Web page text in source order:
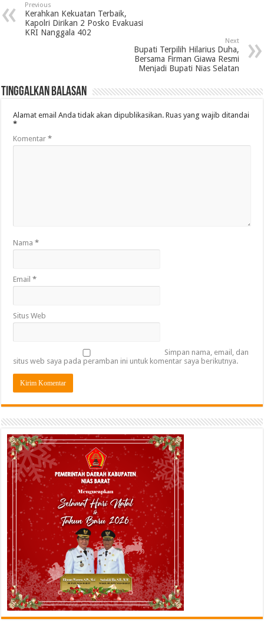
Previous
Kerahkan Kekuatan Terbaik,
Kapolri Dirikan 2 Posko Evakuasi
KRI Nanggala 402
Next
Bupati Terpilih Hilarius Duha,
Bersama Firman Giawa Resmi
Menjadi Bupati Nias Selatan
Tinggalkan Balasan
Alamat email Anda tidak akan dipublikasikan. Ruas yang wajib ditandai
*
Komentar*
Nama*
Email*
Situs Web
Simpan nama, email, dan
situs web saya pada peramban ini untuk komentar saya berikutnya.